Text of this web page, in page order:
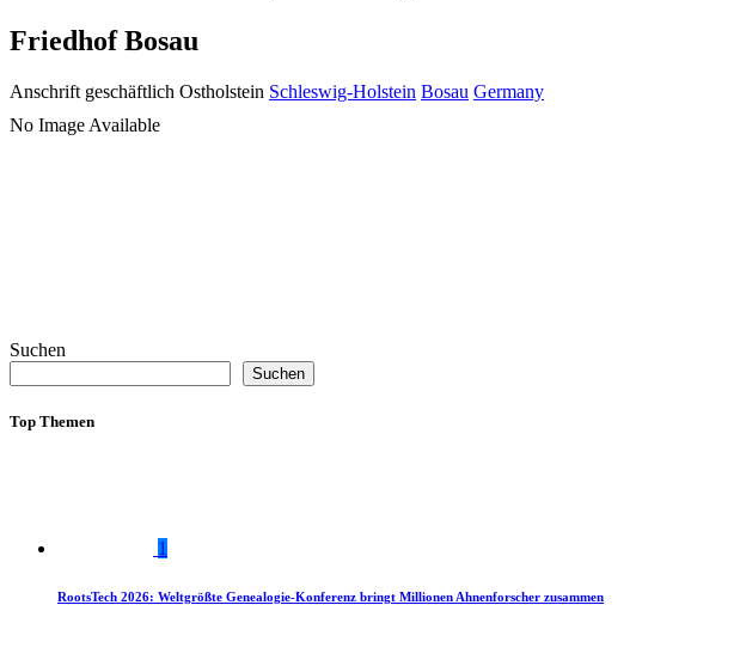
Friedhof Bosau
Anschrift geschäftlich Ostholstein Schleswig-Holstein Bosau Germany
No Image Available
Suchen
Suchen
Top Themen
1
RootsTech 2026: Weltgrößte Genealogie-Konferenz bringt Millionen Ahnenforscher zusammen